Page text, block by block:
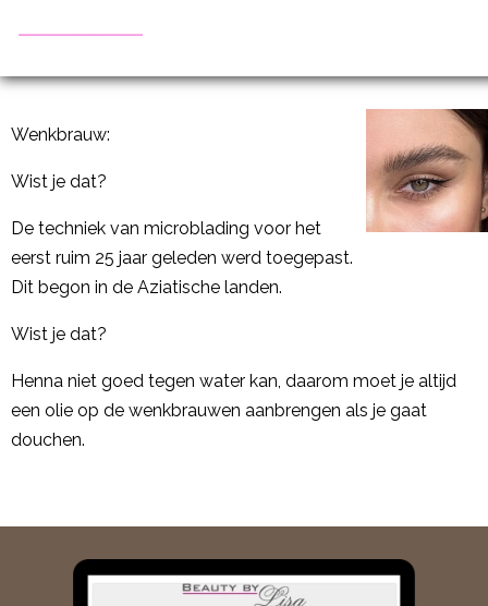
Wenkbrauw:
Wist je dat?
De techniek van microblading voor het
eerst ruim 25 jaar geleden werd toegepast.
Dit begon in de Aziatische landen.
Wist je dat?
Henna niet goed tegen water kan, daarom moet je altijd
een olie op de wenkbrauwen aanbrengen als je gaat
douchen.